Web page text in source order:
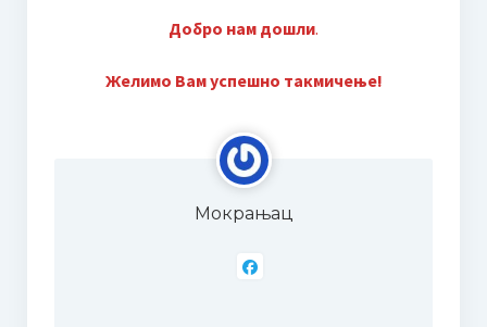
Добро нам дошли.
Желимо Вам успешно такмичење!
Мокрањац